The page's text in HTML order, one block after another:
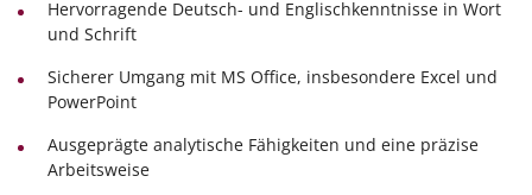
Hervorragende Deutsch- und Englischkenntnisse in Wort
und Schrift
Sicherer Umgang mit MS Office, insbesondere Excel und
PowerPoint
Ausgeprägte analytische Fähigkeiten und eine präzise
Arbeitsweise